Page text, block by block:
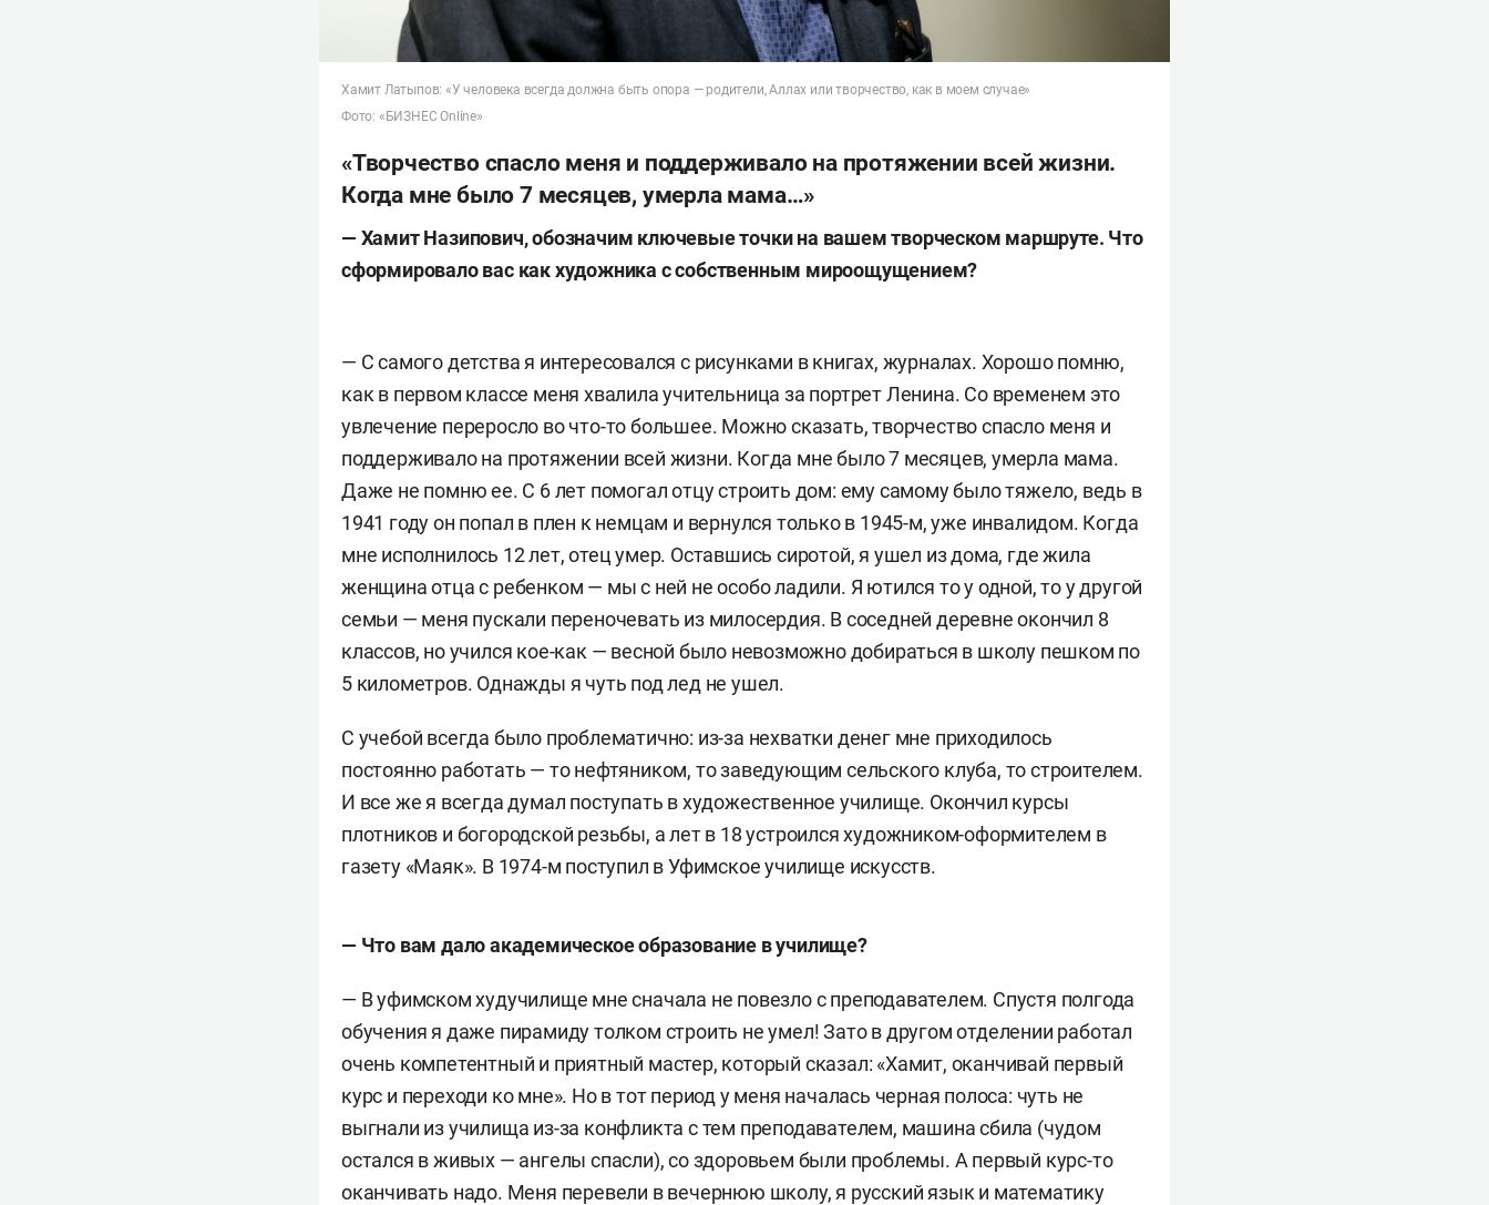
Хамит Латыпов: «У человека всегда должна быть опора — родители, Аллах или творчество, как в моем случае»
Фото: «БИЗНЕС Online»
«Творчество спасло меня и поддерживало на протяжении всей жизни.
Когда мне было 7 месяцев, умерла мама…»
— Хамит Назипович, обозначим ключевые точки на вашем творческом маршруте. Что
сформировало вас как художника с собственным мироощущением?
— С самого детства я интересовался с рисунками в книгах, журналах. Хорошо помню,
как в первом классе меня хвалила учительница за портрет Ленина. Со временем это
увлечение переросло во что-то большее. Можно сказать, творчество спасло меня и
поддерживало на протяжении всей жизни. Когда мне было 7 месяцев, умерла мама.
Даже не помню ее. С 6 лет помогал отцу строить дом: ему самому было тяжело, ведь в
1941 году он попал в плен к немцам и вернулся только в 1945-м, уже инвалидом. Когда
мне исполнилось 12 лет, отец умер. Оставшись сиротой, я ушел из дома, где жила
женщина отца с ребенком — мы с ней не особо ладили. Я ютился то у одной, то у другой
семьи — меня пускали переночевать из милосердия. В соседней деревне окончил 8
классов, но учился кое-как — весной было невозможно добираться в школу пешком по
5 километров. Однажды я чуть под лед не ушел.
С учебой всегда было проблематично: из-за нехватки денег мне приходилось
постоянно работать — то нефтяником, то заведующим сельского клуба, то строителем.
И все же я всегда думал поступать в художественное училище. Окончил курсы
плотников и богородской резьбы, а лет в 18 устроился художником-оформителем в
газету «Маяк». В 1974-м поступил в Уфимское училище искусств.
— Что вам дало академическое образование в училище?
— В уфимском худучилище мне сначала не повезло с преподавателем. Спустя полгода
обучения я даже пирамиду толком строить не умел!Зато в другом отделении работал
очень компетентный и приятный мастер, который сказал: «Хамит, оканчивай первый
курс и переходи ко мне». Но в тот период у меня началась черная полоса: чуть не
выгнали из училища из-за конфликта с тем преподавателем, машина сбила (чудом
остался в живых — ангелы спасли), со здоровьем были проблемы. А первый курс-то
оканчивать надо. Меня перевели в вечернюю школу, я русский язык и математику